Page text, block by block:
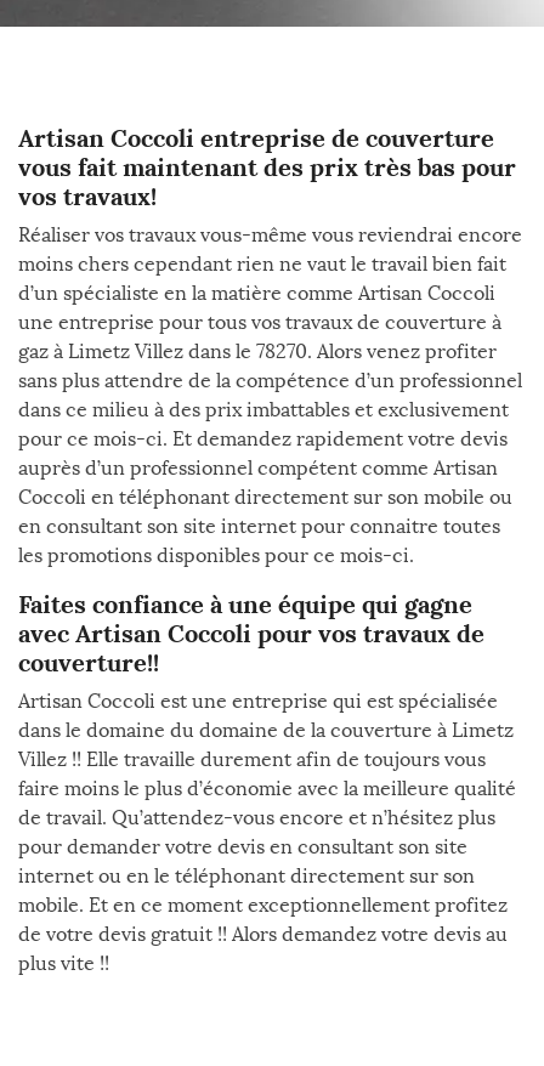
Artisan Coccoli entreprise de couverture
vous fait maintenant des prix très bas pour
vos travaux!
Réaliser vos travaux vous-même vous reviendrai encore
moins chers cependant rien ne vaut le travail bien fait
d’un spécialiste en la matière comme Artisan Coccoli
une entreprise pour tous vos travaux de couverture à
gaz à Limetz Villez dans le 78270. Alors venez profiter
sans plus attendre de la compétence d’un professionnel
dans ce milieu à des prix imbattables et exclusivement
pour ce mois-ci. Et demandez rapidement votre devis
auprès d’un professionnel compétent comme Artisan
Coccoli en téléphonant directement sur son mobile ou
en consultant son site internet pour connaitre toutes
les promotions disponibles pour ce mois-ci.
Faites confiance à une équipe qui gagne
avec Artisan Coccoli pour vos travaux de
couverture!!
Artisan Coccoli est une entreprise qui est spécialisée
dans le domaine du domaine de la couverture à Limetz
Villez !! Elle travaille durement afin de toujours vous
faire moins le plus d’économie avec la meilleure qualité
de travail. Qu’attendez-vous encore et n’hésitez plus
pour demander votre devis en consultant son site
internet ou en le téléphonant directement sur son
mobile. Et en ce moment exceptionnellement profitez
de votre devis gratuit !! Alors demandez votre devis au
plus vite !!